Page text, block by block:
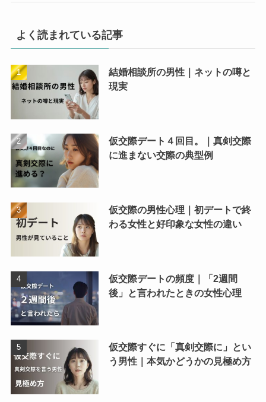
よく読まれている記事
結婚相談所の男性｜ネットの噂と
現実
仮交際デート４回目。｜真剣交際
に進まない交際の典型例
仮交際の男性心理｜初デートで終
わる女性と好印象な女性の違い
仮交際デートの頻度｜「2週間
後」と言われたときの女性心理
仮交際すぐに「真剣交際に」とい
う男性｜本気かどうかの見極め方